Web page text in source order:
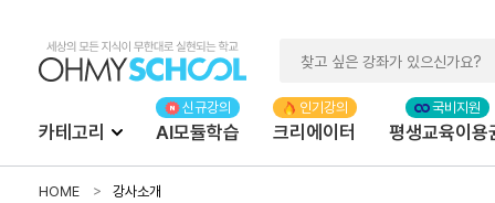
카테고리 AI모듈학습 크리에이터 평생교육이용
HOME 강사소개